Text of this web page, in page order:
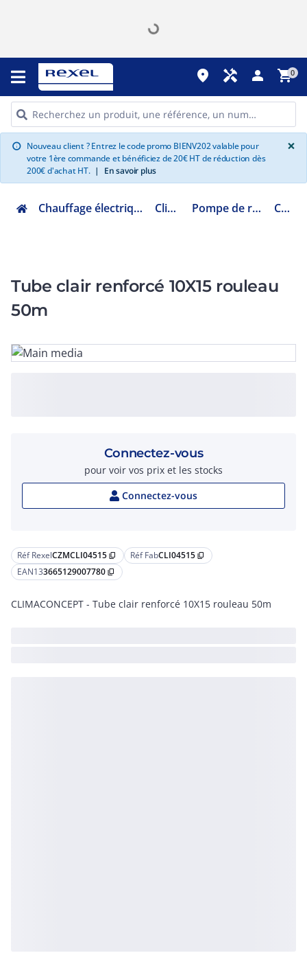
place handyman person shopping_cart0
info Nouveau client ? Entrez le code promo BIENV202 valable pour
votre 1ère commande et bénéficiez de 20€ HT de réduction dès
200€ d'achat HT. | En savoir plus
×
Chauffage électrique climatisation ventilation Climatisation Pompe de relevage condensats CLI04515
Tube clair renforcé 10X15 rouleau
50m
Réf RexelCZMCLI04515 content_copy Réf FabCLI04515 content_copy
EAN133665129007780 content_copy
CLIMACONCEPT - Tube clair renforcé 10X15 rouleau 50m
Connectez-vous
pour voir vos prix et les stocks
Connectez-vous